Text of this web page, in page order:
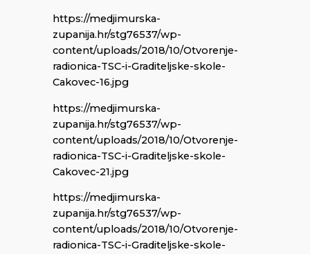
https://medjimurska-
zupanija.hr/stg76537/wp-
content/uploads/2018/10/Otvorenje-
radionica-TSC-i-Graditeljske-skole-
Cakovec-16.jpg
https://medjimurska-
zupanija.hr/stg76537/wp-
content/uploads/2018/10/Otvorenje-
radionica-TSC-i-Graditeljske-skole-
Cakovec-21.jpg
https://medjimurska-
zupanija.hr/stg76537/wp-
content/uploads/2018/10/Otvorenje-
radionica-TSC-i-Graditeljske-skole-